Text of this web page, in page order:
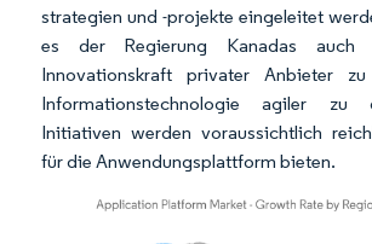
strategien und -projekte eingeleitet
es der Regierung Kanadas auch
Innovationskraft privater Anbieter
Informationstechnologie agiler zu
Initiativen werden voraussichtlich
für die Anwendungsplattform bieten.